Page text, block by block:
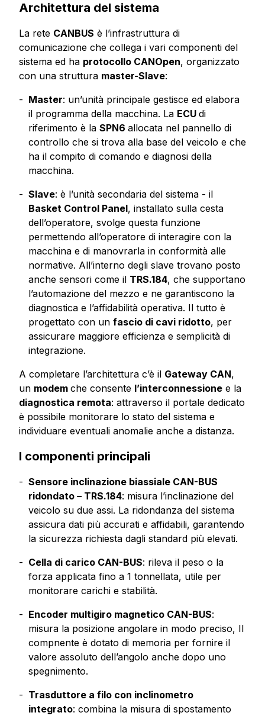
Architettura del sistema
La rete CANBUS è l’infrastruttura di
comunicazione che collega i vari componenti del
sistema ed ha protocollo CANOpen, organizzato
con una struttura master-Slave:
Master: un’unità principale gestisce ed elabora
il programma della macchina. La ECU di
riferimento è la SPN6 allocata nel pannello di
controllo che si trova alla base del veicolo e che
ha il compito di comando e diagnosi della
macchina.
Slave: è l’unità secondaria del sistema - il
Basket Control Panel, installato sulla cesta
dell’operatore, svolge questa funzione
permettendo all’operatore di interagire con la
macchina e di manovrarla in conformità alle
normative. All’interno degli slave trovano posto
anche sensori come il TRS.184, che supportano
l’automazione del mezzo e ne garantiscono la
diagnostica e l’affidabilità operativa. Il tutto è
progettato con un fascio di cavi ridotto, per
assicurare maggiore efficienza e semplicità di
integrazione.
A completare l’architettura c’è il Gateway CAN,
un modem che consente l’interconnessione e la
diagnostica remota: attraverso il portale dedicato
è possibile monitorare lo stato del sistema e
individuare eventuali anomalie anche a distanza.
I componenti principali
Sensore inclinazione biassiale CAN-BUS
ridondato – TRS.184: misura l’inclinazione del
veicolo su due assi. La ridondanza del sistema
assicura dati più accurati e affidabili, garantendo
la sicurezza richiesta dagli standard più elevati.
Cella di carico CAN-BUS: rileva il peso o la
forza applicata fino a 1 tonnellata, utile per
monitorare carichi e stabilità.
Encoder multigiro magnetico CAN-BUS:
misura la posizione angolare in modo preciso, Il
compnente è dotato di memoria per fornire il
valore assoluto dell’angolo anche dopo uno
spegnimento.
Trasduttore a filo con inclinometro
integrato: combina la misura di spostamento